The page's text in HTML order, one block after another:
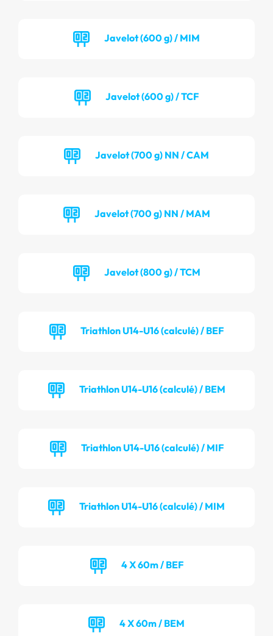
Javelot (600 g) / MIM
Javelot (600 g) / TCF
Javelot (700 g) NN / CAM
Javelot (700 g) NN / MAM
Javelot (800 g) / TCM
Triathlon U14-U16 (calculé) / BEF
Triathlon U14-U16 (calculé) / BEM
Triathlon U14-U16 (calculé) / MIF
Triathlon U14-U16 (calculé) / MIM
4 X 60m / BEF
4 X 60m / BEM